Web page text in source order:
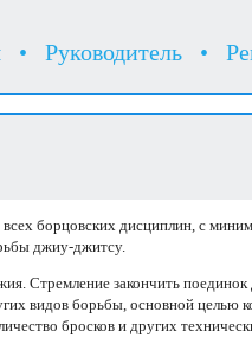
• Руководитель •
борцовских дисциплин, с
джиу-джитсу.
Стремление закончить
видов борьбы, основной целью
бросков и других